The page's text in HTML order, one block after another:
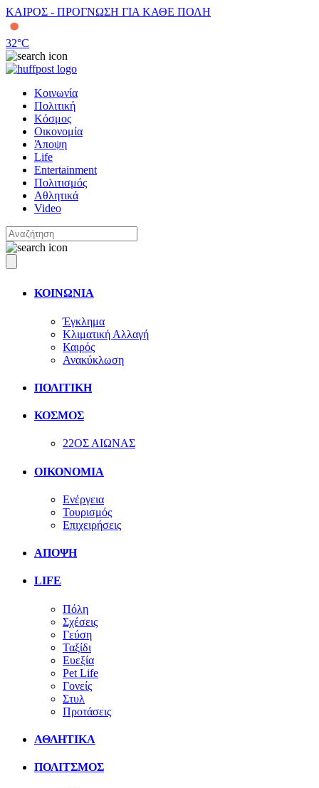
ΚΑΙΡΟΣ - ΠΡΟΓΝΩΣΗ ΓΙΑ ΚΑΘΕ ΠΟΛΗ
32°C
Κοινωνία
Πολιτική
Κόσμος
Οικονομία
Άποψη
Life
Entertainment
Πολιτισμός
Αθλητικά
Video
ΚΟΙΝΩΝΙΑ
Έγκλημα
Κλιματική Αλλαγή
Καιρός
Ανακύκλωση
ΠΟΛΙΤΙΚΗ
ΚΟΣΜΟΣ
22ΟΣ ΑΙΩΝΑΣ
ΟΙΚΟΝΟΜΙΑ
Ενέργεια
Τουρισμός
Επιχειρήσεις
ΑΠΟΨΗ
LIFE
Πόλη
Σχέσεις
Γεύση
Ταξίδι
Ευεξία
Pet Life
Γονείς
Στυλ
Προτάσεις
ΑΘΛΗΤΙΚΑ
ΠΟΛΙΤΣΜΟΣ